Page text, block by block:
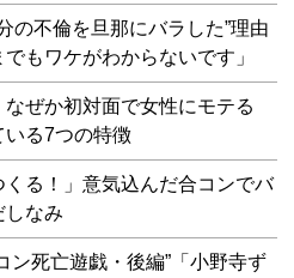
の不倫を旦那にバラした”理由
もワケがわからないです」
なぜか初対面で女性にモテる
いる7つの特徴
くる！」意気込んだ合コンでバ
しなみ
ン死亡遊戯・後編”「小野寺ず